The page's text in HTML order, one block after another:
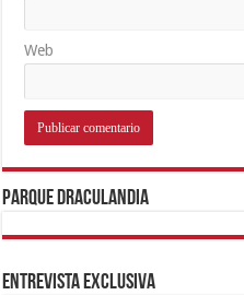
Web
Parque Draculandia
Entrevista Exclusiva